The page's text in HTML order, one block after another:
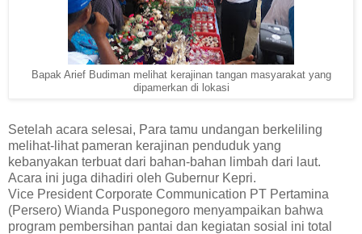
Bapak Arief Budiman melihat kerajinan tangan masyarakat yang
dipamerkan di lokasi
Setelah acara selesai, Para tamu undangan berkeliling
melihat-lihat pameran kerajinan penduduk yang
kebanyakan terbuat dari bahan-bahan limbah dari laut.
Acara ini juga dihadiri oleh Gubernur Kepri.
Vice President Corporate Communication PT Pertamina
(Persero) Wianda Pusponegoro menyampaikan bahwa
program pembersihan pantai dan kegiatan sosial ini total